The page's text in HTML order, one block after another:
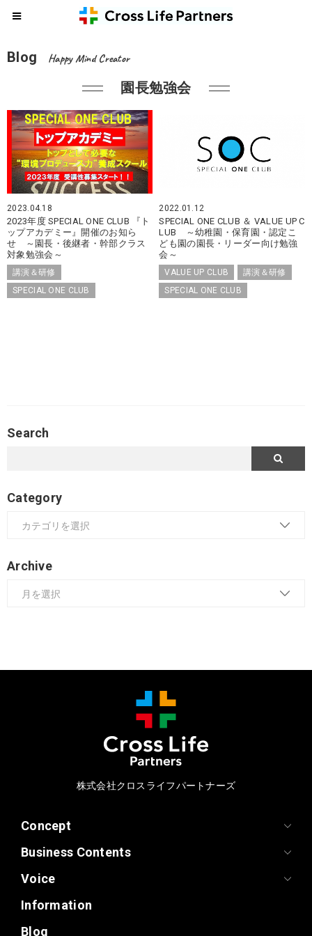
Blog Happy Mind Creator
園長勉強会
2023.04.18
2023年度 SPECIAL ONE CLUB 『ト
ップアカデミー』開催のお知ら
せ ～園長・後継者・幹部クラス
対象勉強会～
講演＆研修
SPECIAL ONE CLUB
2022.01.12
SPECIAL ONE CLUB ＆ VALUE UP C
LUB ～幼稚園・保育園・認定こ
ども園の園長・リーダー向け勉強
会～
VALUE UP CLUB
講演＆研修
SPECIAL ONE CLUB
Search
Category
Archive
株式会社クロスライフパートナーズ
Concept
Business Contents
Voice
Information
Blog